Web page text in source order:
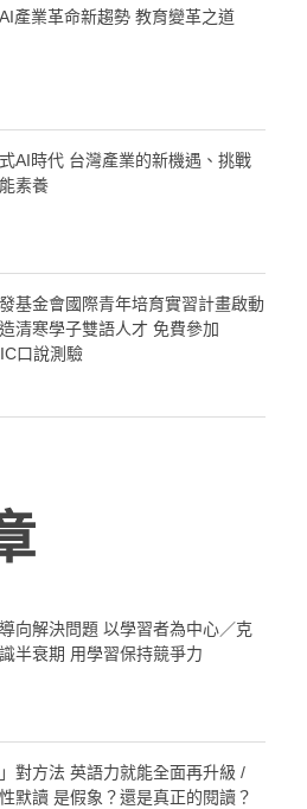
產業革命新趨勢 教育變革之道
AI時代 台灣產業的新機遇、挑戰
素養
基金會國際青年培育實習計畫啟動
清寒學子雙語人才 免費參加
口說測驗
向解決問題 以學習者為中心／克
半衰期 用學習保持競爭力
」對方法 英語力就能全面再升級 /
默讀 是假象？還是真正的閱讀？